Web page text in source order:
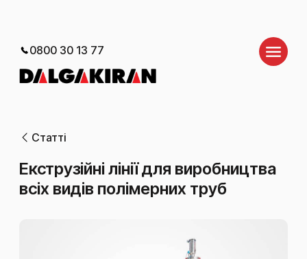
0800 30 13 77
Статті
Екструзійні лінії для виробництва
всіх видів полімерних труб